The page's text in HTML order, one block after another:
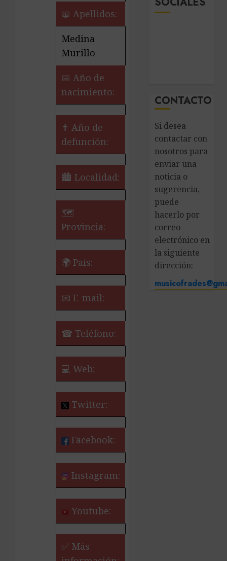
📖 Apellidos:
Medina
Murillo
📅 Año de
nacimiento:
✝ Año de
defunción:
🏙️ Localidad:
🗺
Provincia:
🌍 País:
📧 E-mail:
☎ Teléfono:
💻 Web:
Twitter:
Facebook:
Instagram:
Youtube:
✅ Más
CONTACTO
Si desea
contactar con
nosotros para
enviar una
noticia o
sugerencia,
puede
hacerlo por
correo
electrónico en
la siguiente
dirección: